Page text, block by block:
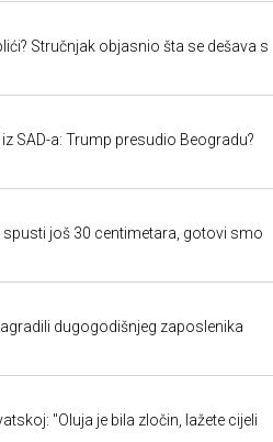
Stručnjak objasnio šta se dešava s
iz SAD-a: Trump presudio Beogradu?
spusti još 30 centimetara, gotovi smo
dugogodišnjeg zaposlenika
"Oluja je bila zločin, lažete cijeli